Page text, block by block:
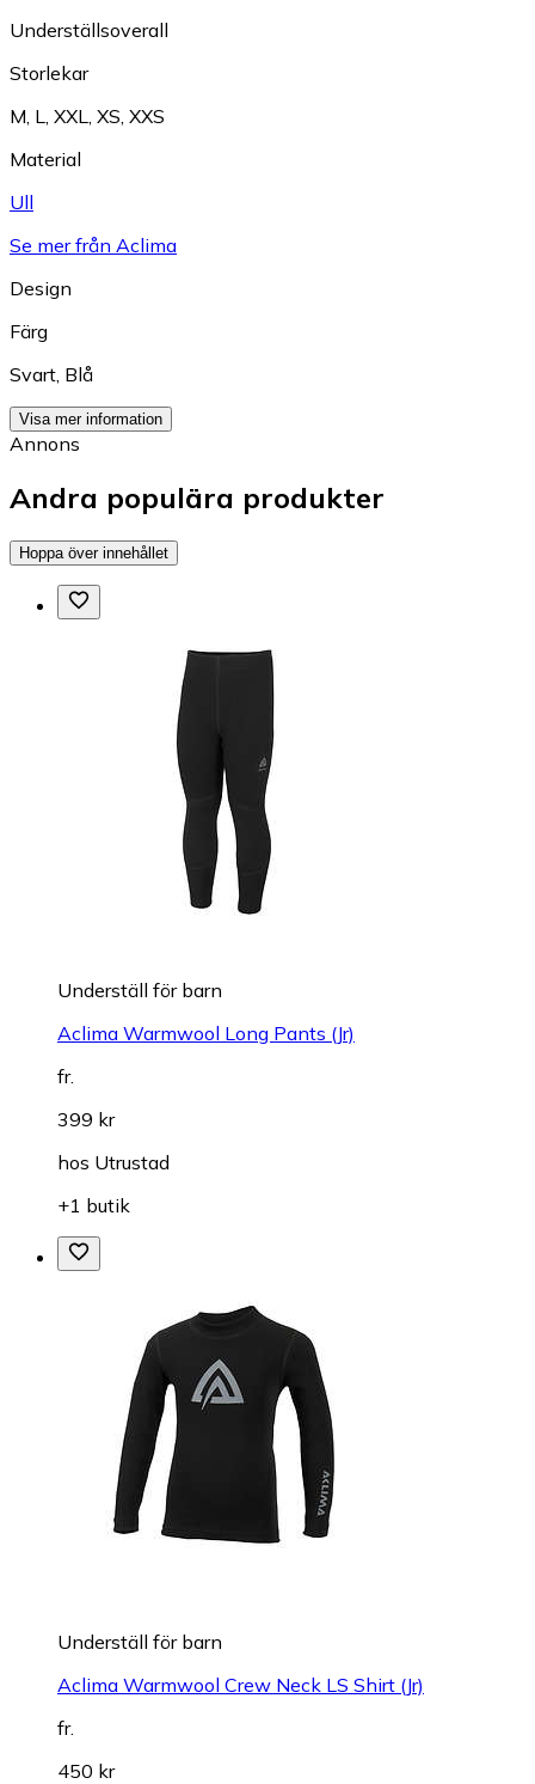
Underställsoverall
Storlekar
M, L, XXL, XS, XXS
Material
Ull
Se mer från Aclima
Design
Färg
Svart, Blå
Visa mer information
Annons
Andra populära produkter
Hoppa över innehållet
Underställ för barn
Aclima Warmwool Long Pants (Jr)
fr.
399 kr
hos Utrustad
+1 butik
Underställ för barn
Aclima Warmwool Crew Neck LS Shirt (Jr)
fr.
450 kr